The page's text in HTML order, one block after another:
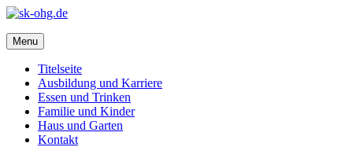
Skip
content
sk-ohg.de
Die besten Neuigkeiten
Menu
Titelseite
Ausbildung und Karriere
Essen und Trinken
Familie und Kinder
Haus und Garten
Kontakt